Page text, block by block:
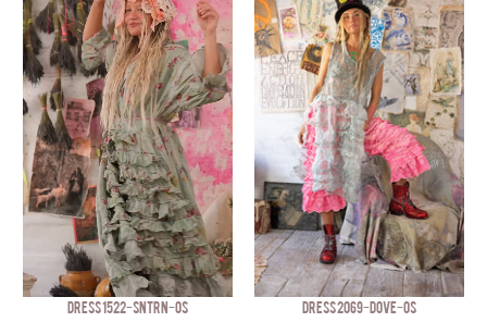
DRESS 1522-SNTRN-OS DRESS 2069-DOVE-OS